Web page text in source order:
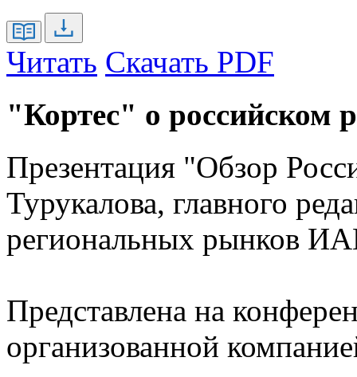
Читать Скачать PDF
"Кортес" о российском
Презентация "Обзор
Турукалова, главного
региональных рынков
Представлена на
организованной